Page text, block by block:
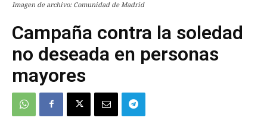
Imagen de archivo: Comunidad de Madrid
Campaña contra la soledad
no deseada en personas
mayores